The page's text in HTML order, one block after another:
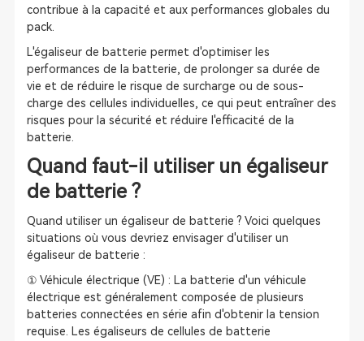
contribue à la capacité et aux performances globales du
pack.
L'égaliseur de batterie permet d'optimiser les
performances de la batterie, de prolonger sa durée de
vie et de réduire le risque de surcharge ou de sous-
charge des cellules individuelles, ce qui peut entraîner des
risques pour la sécurité et réduire l'efficacité de la
batterie.
Quand faut-il utiliser un égaliseur
de batterie ?
Quand utiliser un égaliseur de batterie ? Voici quelques
situations où vous devriez envisager d'utiliser un
égaliseur de batterie :
① Véhicule électrique (VE) : La batterie d'un véhicule
électrique est généralement composée de plusieurs
batteries connectées en série afin d'obtenir la tension
requise. Les égaliseurs de cellules de batterie